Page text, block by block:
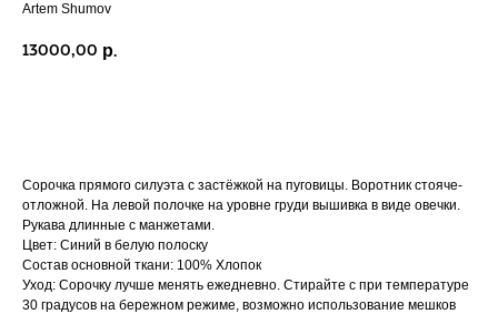
Artem Shumov
13000,00 р.
Сорочка прямого силуэта с застёжкой на пуговицы. Воротник стояче-
отложной. На левой полочке на уровне груди вышивка в виде овечки.
Рукава длинные с манжетами.
Цвет: Синий в белую полоску
Состав основной ткани: 100% Хлопок
Уход: Сорочку лучше менять ежедневно. Стирайте с при температуре
30 градусов на бережном режиме, возможно использование мешков